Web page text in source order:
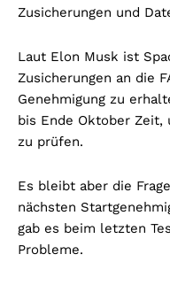
Zusicherungen und
Laut Elon Musk ist
Zusicherungen an die
Genehmigung zu
bis Ende Oktober Zeit,
zu prüfen.
Es bleibt aber die
nächsten
gab es beim letzten
Probleme.